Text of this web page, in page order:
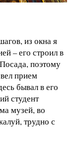
из окна я
– его строил в
поэтому
прием
бывал в его
студент
музей, во
трудно с